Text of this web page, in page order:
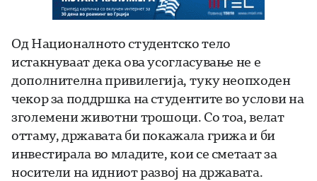
Од Националното студентско тело
истакнуваат дека ова усогласување не е
дополнителна привилегија, туку неопходен
чекор за поддршка на студентите во услови на
зголемени животни трошоци. Со тоа, велат
оттаму, државата би покажала грижа и би
инвестирала во младите, кои се сметаат за
носители на идниот развој на државата.